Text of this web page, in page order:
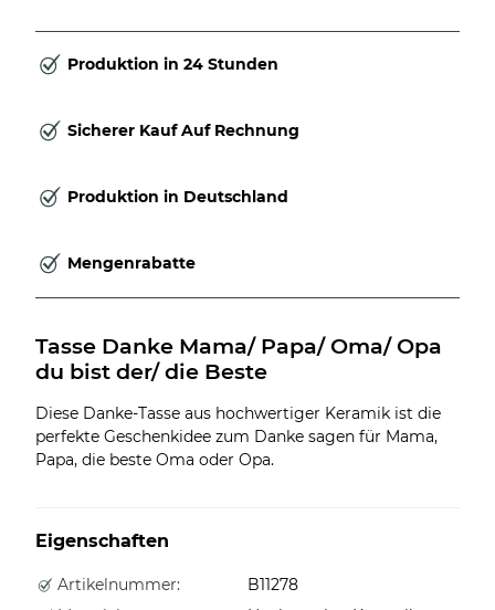
Produktion in 24 Stunden
Sicherer Kauf Auf Rechnung
Produktion in Deutschland
Mengenrabatte
Tasse Danke Mama/ Papa/ Oma/ Opa
du bist der/ die Beste
Diese Danke-Tasse aus hochwertiger Keramik ist die
perfekte Geschenkidee zum Danke sagen für Mama,
Papa, die beste Oma oder Opa.
Eigenschaften
Artikelnummer:
B11278